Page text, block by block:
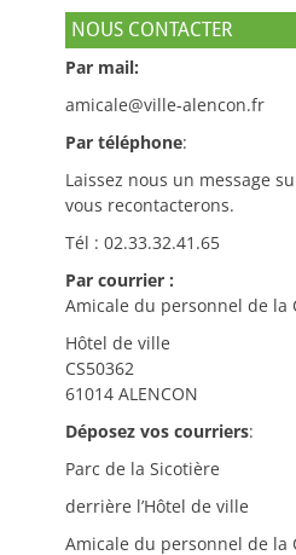
NOUS CONTACTER
Par mail:
amicale@ville-alencon.fr
Par téléphone:
Laissez nous un message
vous recontacterons.
Tél : 02.33.32.41.65
Par courrier :
Amicale du personnel de la
Hôtel de ville
CS50362
61014 ALENCON
Déposez vos courriers:
Parc de la Sicotière
derrière l’Hôtel de ville
Amicale du personnel de la